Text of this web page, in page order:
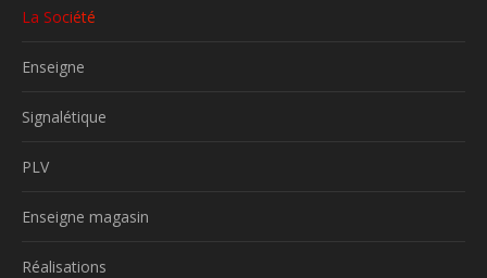
La Société
Enseigne
Signalétique
PLV
Enseigne magasin
Réalisations